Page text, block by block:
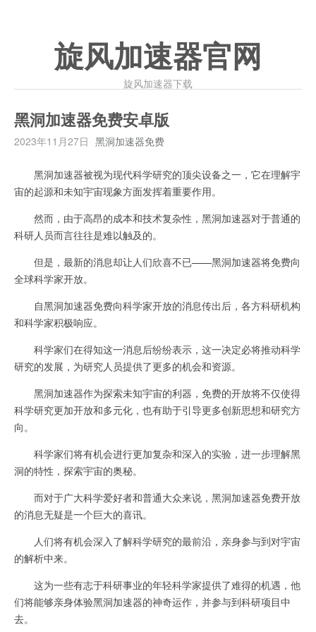
旋风加速器官网
旋风加速器下载
黑洞加速器免费安卓版
2023年11月27日 黑洞加速器免费
黑洞加速器被视为现代科学研究的顶尖设备之一，它在理解宇
宙的起源和未知宇宙现象方面发挥着重要作用。
然而，由于高昂的成本和技术复杂性，黑洞加速器对于普通的
科研人员而言往往是难以触及的。
但是，最新的消息却让人们欣喜不已——黑洞加速器将免费向
全球科学家开放。
自黑洞加速器免费向科学家开放的消息传出后，各方科研机构
和科学家积极响应。
科学家们在得知这一消息后纷纷表示，这一决定必将推动科学
研究的发展，为研究人员提供了更多的机会和资源。
黑洞加速器作为探索未知宇宙的利器，免费的开放将不仅使得
科学研究更加开放和多元化，也有助于引导更多创新思想和研究方
向。
科学家们将有机会进行更加复杂和深入的实验，进一步理解黑
洞的特性，探索宇宙的奥秘。
而对于广大科学爱好者和普通大众来说，黑洞加速器免费开放
的消息无疑是一个巨大的喜讯。
人们将有机会深入了解科学研究的最前沿，亲身参与到对宇宙
的解析中来。
这为一些有志于科研事业的年轻科学家提供了难得的机遇，他
们将能够亲身体验黑洞加速器的神奇运作，并参与到科研项目中
去。